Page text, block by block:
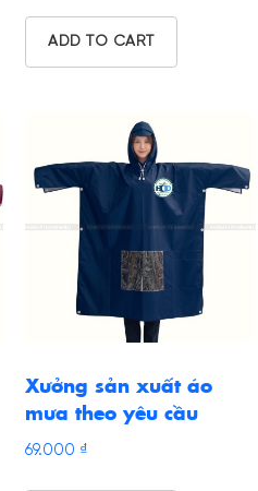
ADD TO CART
Xưởng sản xuất áo
mưa theo yêu cầu
69.000 ₫